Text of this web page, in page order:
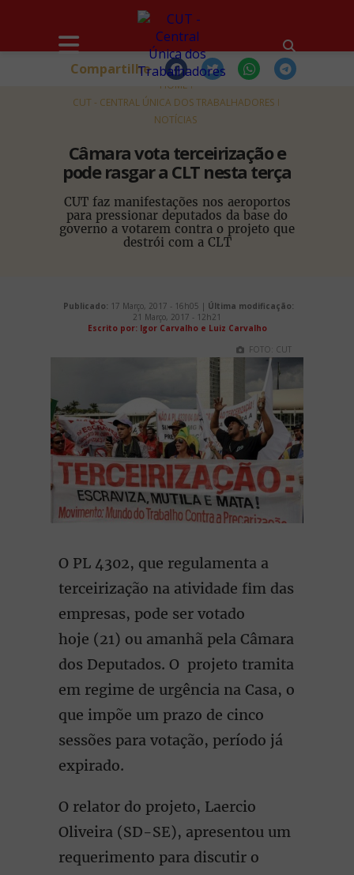
HOME
CUT - CENTRAL ÚNICA DOS TRABALHADORES
NOTÍCIAS
Câmara vota terceirização e
pode rasgar a CLT nesta terça
CUT faz manifestações nos aeroportos
para pressionar deputados da base do
governo a votarem contra o projeto que
destrói com a CLT
Compartilhe
Publicado: 17 Março, 2017 - 16h05 | Última modificação:
21 Março, 2017 - 12h21
Escrito por: Igor Carvalho e Luiz Carvalho
FOTO: CUT
O PL 4302, que regulamenta a
terceirização na atividade fim das
empresas, pode ser votado
hoje (21) ou amanhã pela Câmara
dos Deputados. O projeto tramita
em regime de urgência na Casa, o
que impõe um prazo de cinco
sessões para votação, período já
expirado.
O relator do projeto, Laercio
Oliveira (SD-SE), apresentou um
requerimento para discutir o